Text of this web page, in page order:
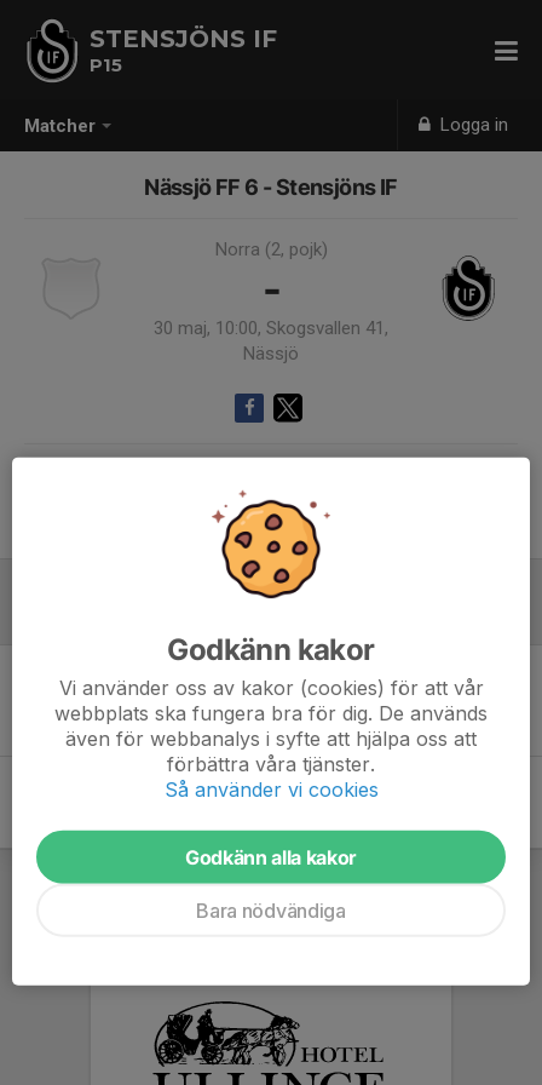
Matcher Logga in
STENSJÖNS IF
P15
Nässjö FF 6 - Stensjöns IF
Norra (2, pojk)
-
30 maj, 10:00, Skogsvallen 41,
Nässjö
Endast kallade kunde anmäla sig till aktiviteten. 27 personer var kallade.
Logga in här
Inget referat skrivet
Godkänn kakor
Vi använder oss av kakor (cookies) för att vår
webbplats ska fungera bra för dig. De används
även för webbanalys i syfte att hjälpa oss att
förbättra våra tjänster.
Så använder vi cookies
Godkänn alla kakor
Bara nödvändiga